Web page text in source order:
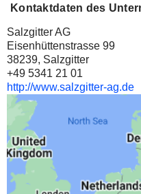
Kontaktdaten des
Salzgitter AG
Eisenhüttenstrasse 99
38239, Salzgitter
+49 5341 21 01
http://www.salzgitter-ag.de